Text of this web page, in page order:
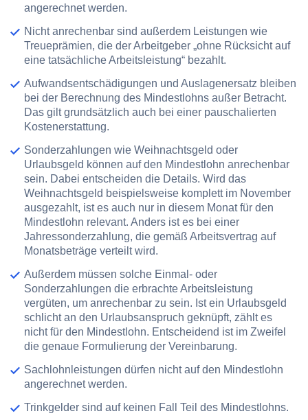
angerechnet werden.
Nicht anrechenbar sind außerdem Leistungen wie
Treueprämien, die der Arbeitgeber „ohne Rücksicht auf
eine tatsächliche Arbeitsleistung“ bezahlt.
Aufwandsentschädigungen und Auslagenersatz bleiben
bei der Berechnung des Mindestlohns außer Betracht.
Das gilt grundsätzlich auch bei einer pauschalierten
Kostenerstattung.
Sonderzahlungen wie Weihnachtsgeld oder
Urlaubsgeld können auf den Mindestlohn anrechenbar
sein. Dabei entscheiden die Details. Wird das
Weihnachtsgeld beispielsweise komplett im November
ausgezahlt, ist es auch nur in diesem Monat für den
Mindestlohn relevant. Anders ist es bei einer
Jahressonderzahlung, die gemäß Arbeitsvertrag auf
Monatsbeträge verteilt wird.
Außerdem müssen solche Einmal- oder
Sonderzahlungen die erbrachte Arbeitsleistung
vergüten, um anrechenbar zu sein. Ist ein Urlaubsgeld
schlicht an den Urlaubsanspruch geknüpft, zählt es
nicht für den Mindestlohn. Entscheidend ist im Zweifel
die genaue Formulierung der Vereinbarung.
Sachlohnleistungen dürfen nicht auf den Mindestlohn
angerechnet werden.
Trinkgelder sind auf keinen Fall Teil des Mindestlohns.